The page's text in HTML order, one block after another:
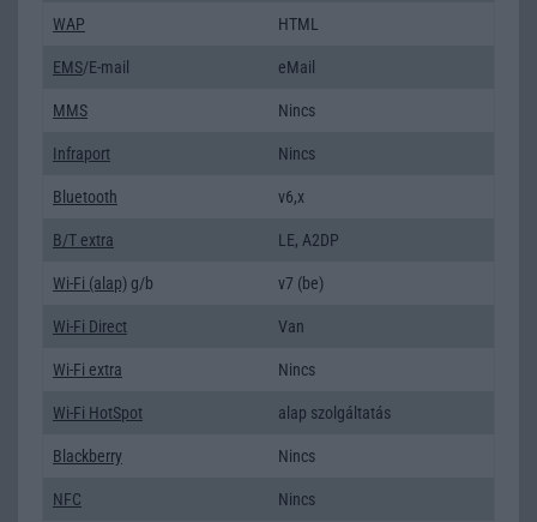
WAP HTML
EMS/E-mail eMail
MMS Nincs
Infraport Nincs
Bluetooth v6,x
B/T extra LE, A2DP
Wi-Fi (alap) g/b v7 (be)
Wi-Fi Direct Van
Wi-Fi extra Nincs
Wi-Fi HotSpot alap szolgáltatás
Blackberry Nincs
NFC Nincs